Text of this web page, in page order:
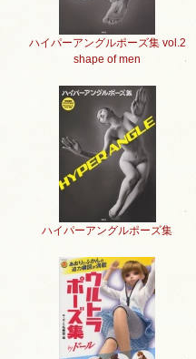
ハイパーアングルポーズ集 vol.2
shape of men
ハイパーアングルポーズ集